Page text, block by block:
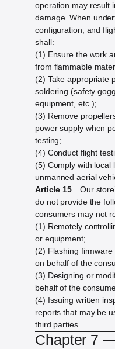
operation may result
damage. When
configuration, and
shall:
(1) Ensure the work
from flammable
(2) Take appropriate
soldering (safety
equipment, etc.);
(3) Remove
power supply when
testing;
(4) Conduct flight
(5) Comply with local
unmanned aerial
Article 15 Our
do not provide the
consumers may not
(1) Remotely
or equipment;
(2) Flashing
on behalf of the
(3) Designing or
behalf of the
(4) Issuing written
reports that may be
third parties.
Chapter 7